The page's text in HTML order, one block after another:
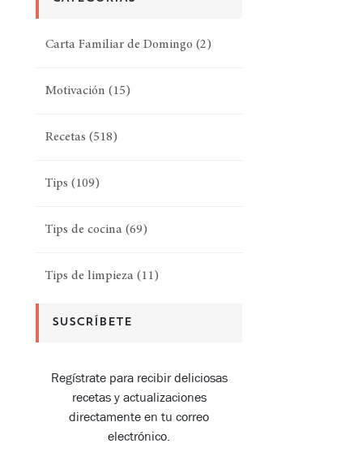
Carta Familiar de Domingo (2)
Motivación (15)
Recetas (518)
Tips (109)
Tips de cocina (69)
Tips de limpieza (11)
SUSCRÍBETE
Regístrate para recibir deliciosas
recetas y actualizaciones
directamente en tu correo
electrónico.